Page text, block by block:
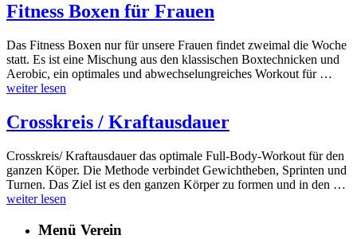
Fitness Boxen für Frauen
Das Fitness Boxen nur für unsere Frauen findet zweimal die Woche
statt. Es ist eine Mischung aus den klassischen Boxtechnicken und
Aerobic, ein optimales und abwechselungreiches Workout für …
weiter lesen
Crosskreis / Kraftausdauer
Crosskreis/ Kraftausdauer das optimale Full-Body-Workout für den
ganzen Köper. Die Methode verbindet Gewichtheben, Sprinten und
Turnen. Das Ziel ist es den ganzen Körper zu formen und in den …
weiter lesen
Menü Verein